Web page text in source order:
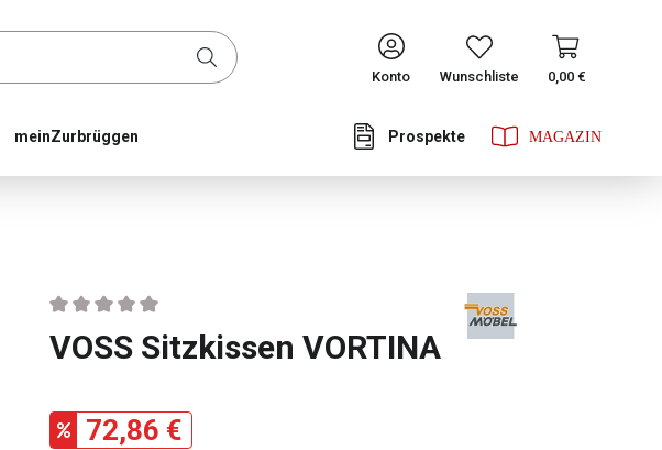
CONTINUE
Konto
Wunschliste 0,00 €
Prospekte
meinZurbrüggen
Durchschnittliche Bewertung von 0 von 5 Sternen
VOSS Sitzkissen VORTINA
72,86 €